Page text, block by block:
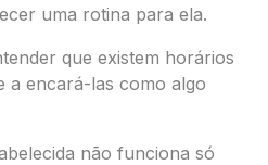
uma rotina para ela.
que existem horários
a encará-las como algo
não funciona só